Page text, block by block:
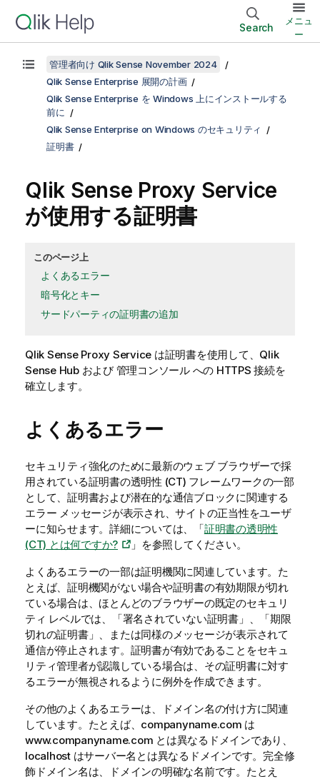
Search
メニュ
ー
管理者向け Qlik Sense November 2024
Qlik Sense Enterprise 展開の計画
Qlik Sense Enterprise を Windows 上にインストールする
前に
Qlik Sense Enterprise on Windows のセキュリティ
証明書
Qlik Sense Proxy Service
が使用する証明書
このページ上
よくあるエラー
暗号化とキー
サードパーティの証明書の追加
Qlik Sense Proxy Service は証明書を使用して、 Qlik
Sense Hubおよび管理コンソールへの HTTPS 接続を
確立します。
よくあるエラー
セキュリティ強化のために最新のウェブ ブラウザーで採
用されている証明書の透明性 (CT) フレームワークの一部
として、証明書および潜在的な通信ブロックに関連する
エラー メッセージが表示され、サイトの正当性をユーザ
ーに知らせます。詳細については、「証明書の透明性
(CT) とは何ですか?
」を参照してください。
よくあるエラーの一部は証明機関に関連しています。た
とえば、証明機関がない場合や証明書の有効期限が切れ
ている場合は、ほとんどのブラウザーの既定のセキュリ
ティ レベルでは、「署名されていない証明書」、「期限
切れの証明書」、または同様のメッセージが表示されて
通信が停止されます。証明書が有効であることをセキュ
リティ管理者が認識している場合は、その証明書に対す
るエラーが無視されるように例外を作成できます。
その他のよくあるエラーは、ドメイン名の付け方に関連
しています。たとえば、companyname.com は
www.companyname.com とは異なるドメインであり、
localhost はサーバー名とは異なるドメインです。完全修
飾ドメイン名は、ドメインの明確な名前です。たとえ